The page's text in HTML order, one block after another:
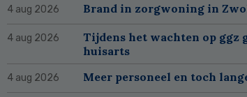
4 aug 2026 Brand in zorgwoning in
4 aug 2026
Tijdens het wachten op ggz
huisarts
4 aug 2026 Meer personeel en toch